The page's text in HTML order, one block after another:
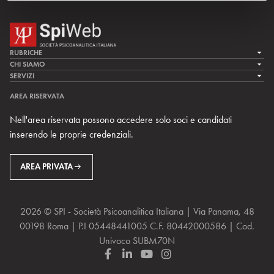
RUBRICHE
LA CURA
LA RICERCA
MULTIMEDIA
CHI SIAMO
LA SPI
TEAM DI SPIWEB
CONTATTI
RIVISTE
SERVIZI
ARCHIVIO STORICO
AREA RISERVATA
Nell'area riservata possono accedere solo soci e candidati
inserendo le proprie credenziali.
AREA PRIVATA
2026 © SPI - Società Psicoanalitica Italiana | Via Panama, 48
00198 Roma | P.I 05448441005 C.F. 80442000586 | Cod.
Univoco SUBM70N
F
L
Y
I